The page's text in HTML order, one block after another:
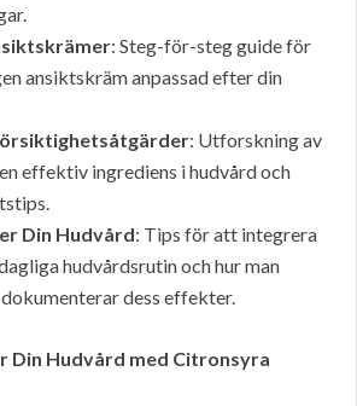
: Steg-för-steg guide för
ansiktskräm anpassad efter din
: Utforskning av
effektiv ingrediens i hudvård och
Din Hudvård: Tips för att integrera
hudvårdsrutin och hur man
dess effekter.
Din Hudvård med Citronsyra